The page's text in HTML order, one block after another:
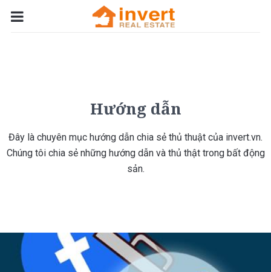
Hướng dẫn
Đây là chuyên mục hướng dẫn chia sẻ thủ thuật của invert.vn.
Chúng tôi chia sẻ những hướng dẫn và thủ thật trong bất động
sản.